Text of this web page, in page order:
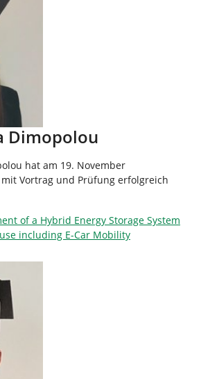
Dimopolou
hat am 19. November
Vortrag und Prüfung erfolgreich
of a Hybrid Energy Storage System
including E-Car Mobility